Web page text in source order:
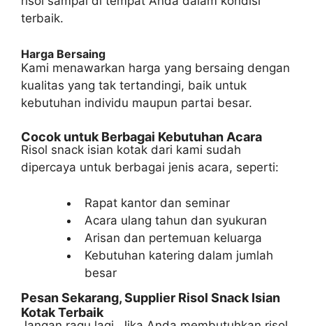
terbaik.
Harga Bersaing
Kami menawarkan harga yang bersaing dengan
kualitas yang tak tertandingi, baik untuk
kebutuhan individu maupun partai besar.
Cocok untuk Berbagai Kebutuhan Acara
Risol snack isian kotak dari kami sudah
dipercaya untuk berbagai jenis acara, seperti:
Rapat kantor dan seminar
Acara ulang tahun dan syukuran
Arisan dan pertemuan keluarga
Kebutuhan katering dalam jumlah
besar
Pesan Sekarang, Supplier Risol Snack Isian
Kotak Terbaik